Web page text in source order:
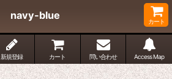
navy-blue
カート
新規登録 カート 問い合わせ Access Map